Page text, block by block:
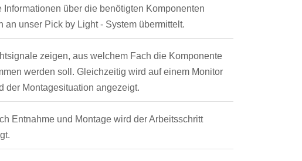
Informationen über die benötigten Komponenten
an unser Pick by Light - System übermittelt.
zeigen, aus welchem Fach die Komponente
werden soll. Gleichzeitig wird auf einem Monitor
der Montagesituation angezeigt.
Entnahme und Montage wird der Arbeitsschritt